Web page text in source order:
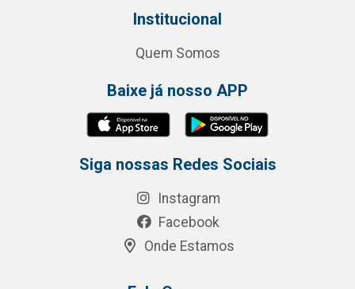
Institucional
Quem Somos
Baixe já nosso APP
Siga nossas Redes Sociais
Instagram
Facebook
Onde Estamos